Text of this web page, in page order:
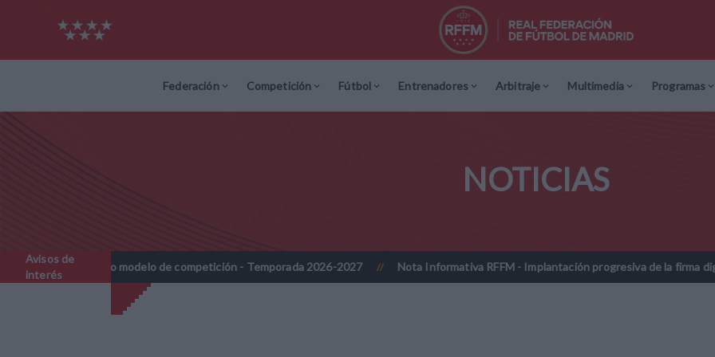
Federación Competición Fútbol Entrenadores Arbitraje Multimedia Programas
NOTICIAS
Avisos de
interés
de competición - Temporada 2026-2027 // Nota Informativa RFFM - Implantación progresiva de la firma digitalizada en las